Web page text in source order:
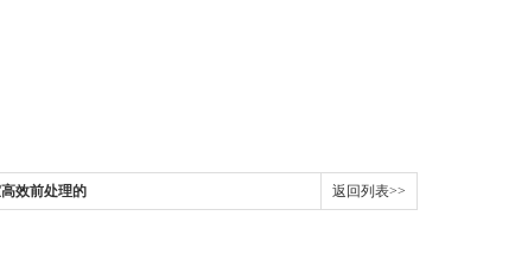
效前处理的 返回列表>>